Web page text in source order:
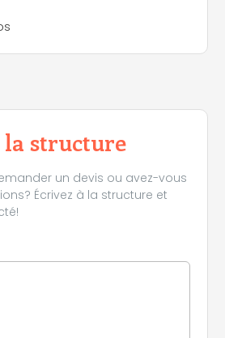
la structure
un devis ou avez-vous
Écrivez à la structure et